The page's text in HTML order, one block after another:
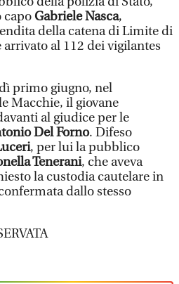
capoGabriele Nasca,
della catena di Limite di
al 112 dei vigilantes
primo giugno, nel
Macchie, il giovane
al giudice per le
Del Forno. Difeso
, per lui la pubblico
Tenerani, che aveva
la custodia cautelare in
dallo stesso